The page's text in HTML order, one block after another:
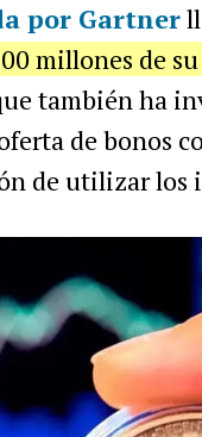
por Gartner
millones de
también ha
de bonos
de utilizar los